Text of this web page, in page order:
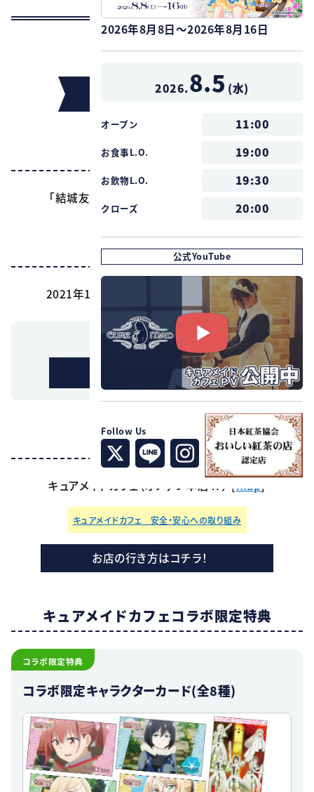
2026年8月8日～2026年8月16日
2026.8.5 (水)
オープン 11:00
お食事L.O. 19:00
お飲物L.O. 19:30
クローズ 20:00
公式YouTube
Follow Us
インフォメーション
タイトル
「結城友奈は勇者である 大満開の章」カフェ
開催期間
2021年12月24日(金)～2022年1月16日(日)
※年末年始は営業時間が異なります。
開催店舗
キュアメイドカフェ（オノデン本店4F） [ map]
キュアメイドカフェ 安全・安心への取り組み
お店の行き方はコチラ！
キュアメイドカフェコラボ限定特典
コラボ限定特典
コラボ限定キャラクターカード(全8種)